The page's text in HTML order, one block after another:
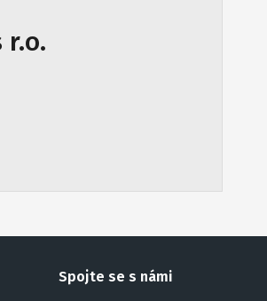
r.o.
Spojte se s námi